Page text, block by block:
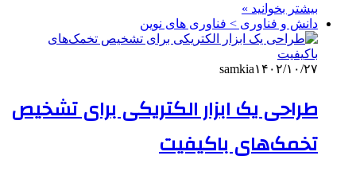
بیشتر بخوانید »
دانش و فناوری > فناوری های نوین
samkia۱۴۰۲/۱۰/۲۷
طراحی یک ابزار الکتریکی برای تشخیص
تخمک‌های باکیفیت